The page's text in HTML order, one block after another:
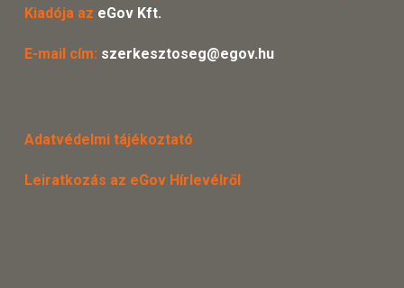
Kiadója az eGov Kft.
E-mail cím: szerkesztoseg@egov.hu
Adatvédelmi tájékoztató
Leiratkozás az eGov Hírlevélről